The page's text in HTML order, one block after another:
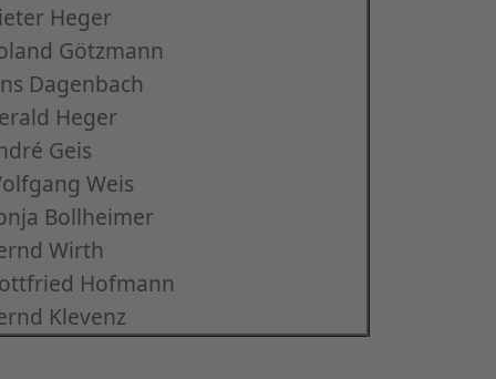
Heger
Götzmann
Dagenbach
Heger
Geis
Weis
Bollheimer
Wirth
Hofmann
Klevenz